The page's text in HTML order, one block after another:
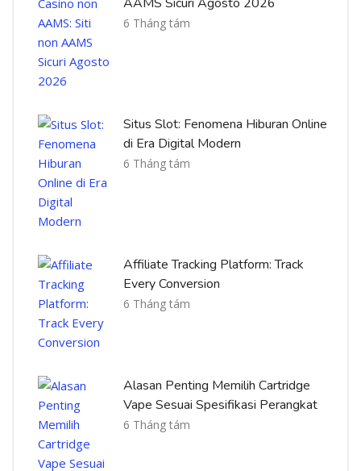
6 Tháng tám
Situs Slot: Fenomena Hiburan Online
di Era Digital Modern
6 Tháng tám
Affiliate Tracking Platform: Track
Every Conversion
6 Tháng tám
Alasan Penting Memilih Cartridge
Vape Sesuai Spesifikasi Perangkat
6 Tháng tám